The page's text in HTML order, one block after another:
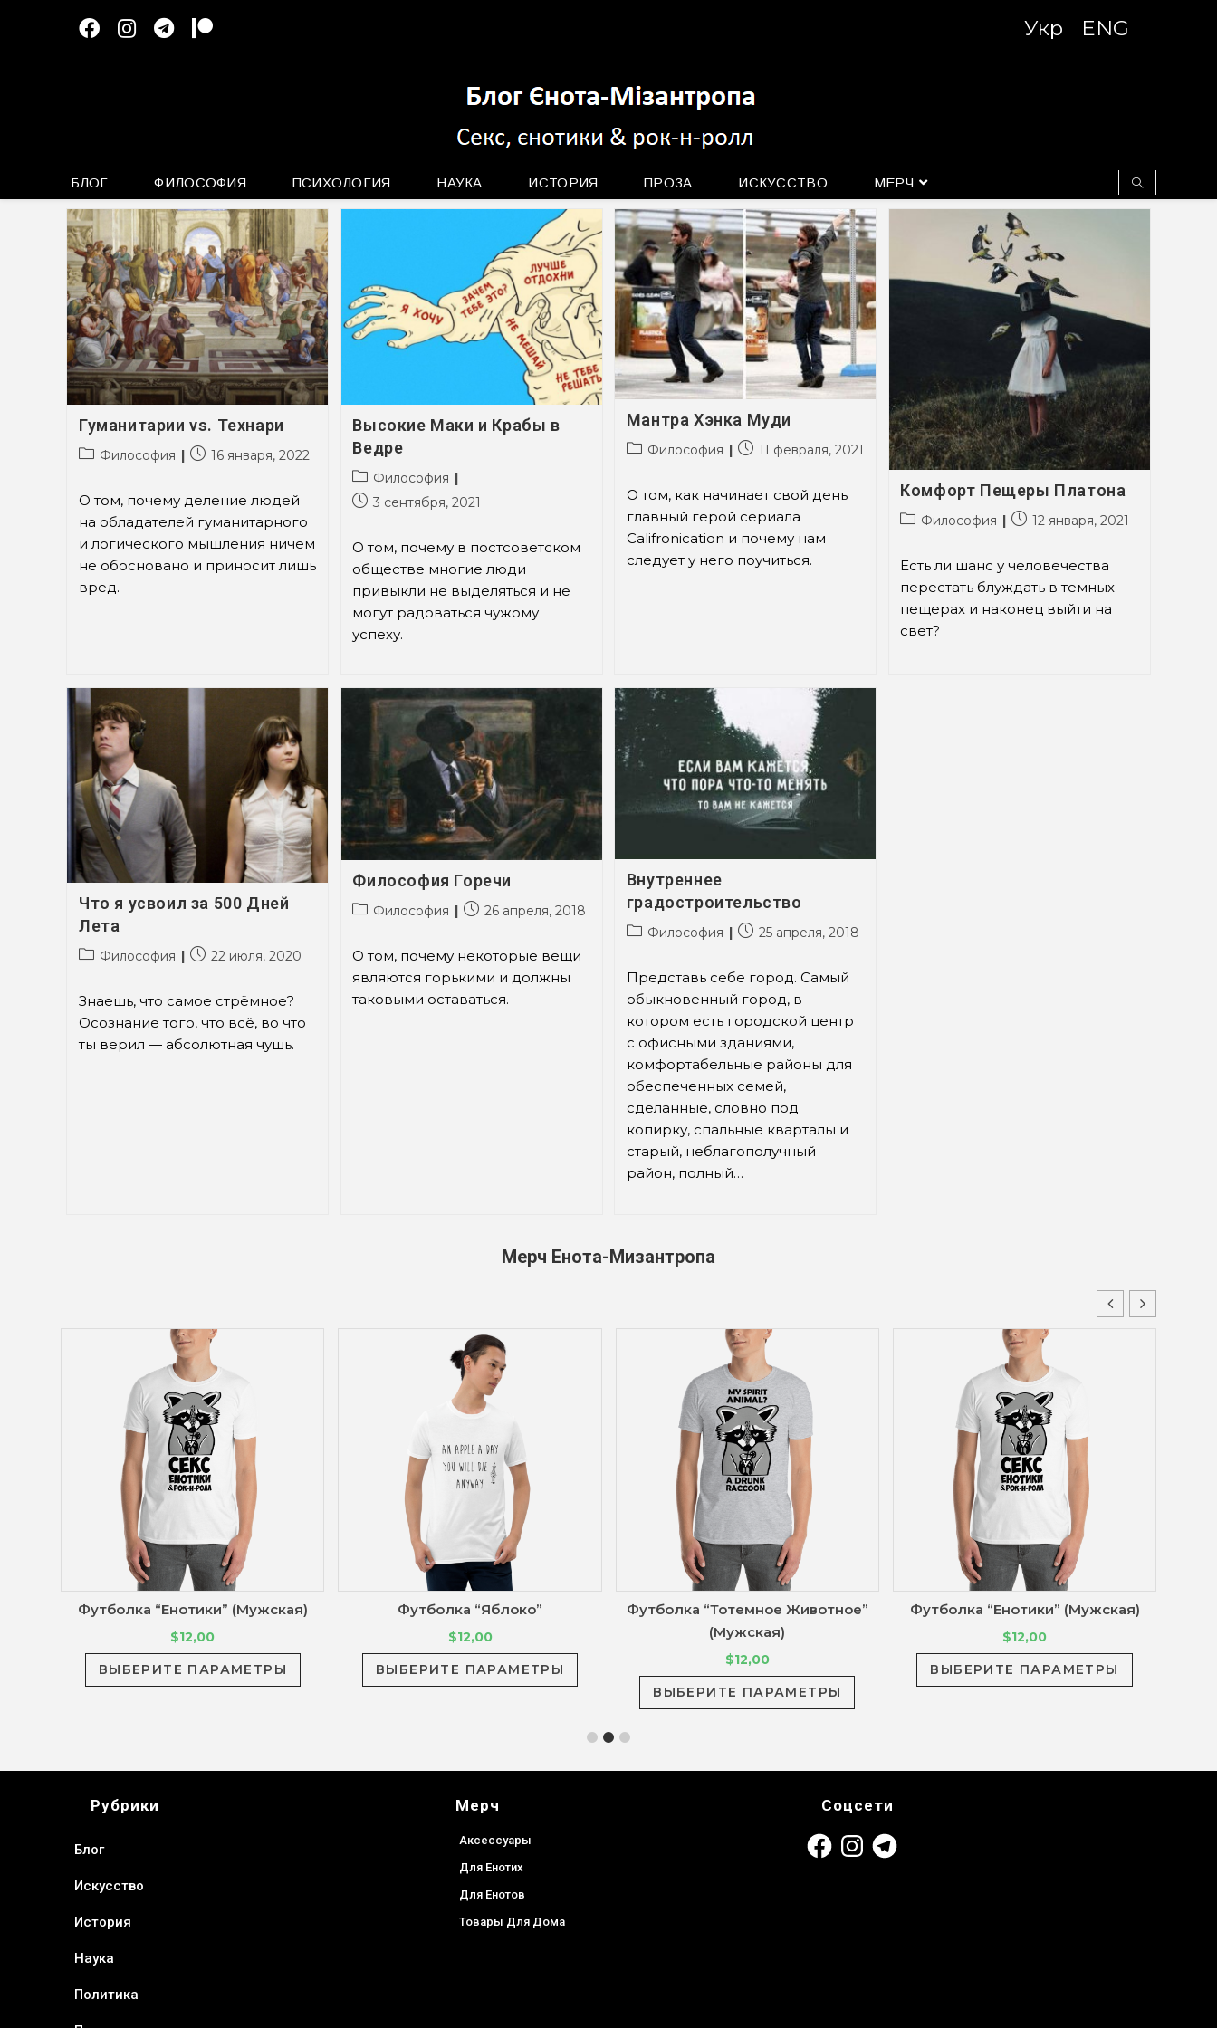
Укр ENG
БЛОГ ФИЛОСОФИЯ ПСИХОЛОГИЯ НАУКА ИСТОРИЯ ПРОЗА ИСКУССТВО МЕРЧ
Гуманитарии vs. Технари
Рубрика
Философия
Запись16 января, 2022
О том, почему деление людей
на обладателей гуманитарного
и логического мышления ничем
не обосновано и приносит лишь
вред.
Высокие Маки и Крабы в
Ведре
Рубрика
записи:
Философия
Запись3 сентября, 2021
О том, почему в постсоветском
обществе многие люди
привыкли не выделяться и не
могут радоваться чужому
успеху.
Мантра Хэнка Муди
Рубрика
Философия
Запись11 февраля, 2021
О том, как начинает свой день
главный герой сериала
Califronication и почему нам
следует у него поучиться.
Комфорт Пещеры Платона
Рубрика
Философия
Запись12 января, 2021
Есть ли шанс у человечества
перестать блуждать в темных
пещерах и наконец выйти на
свет?
Что я усвоил за 500 Дней
Лета
Рубрика
Философия
Запись22 июля, 2020
Знаешь, что самое стрёмное?
Осознание того, что всё, во что
ты верил — абсолютная чушь.
Философия Горечи
Рубрика
Философия
Запись26 апреля, 2018
О том, почему некоторые вещи
являются горькими и должны
таковыми оставаться.
Внутреннее
градостроительство
Рубрика
Философия
Запись25 апреля, 2018
Представь себе город. Самый
обыкновенный город, в
котором есть городской центр
с офисными зданиями,
комфортабельные районы для
обеспеченных семей,
сделанные, словно под
копирку, спальные кварталы и
старый, неблагополучный
район, полный…
Мерч Енота-Мизантропа
Футболка “Енотики” (Мужская)
$12,00
ВЫБЕРИТЕ ПАРАМЕТРЫ
Футболка “Яблоко”
$12,00
ВЫБЕРИТЕ ПАРАМЕТРЫ
Футболка “Тотемное Животное”
(Мужская)
$12,00
ВЫБЕРИТЕ ПАРАМЕТРЫ
Футболка “Енотики” (Мужская)
$12,00
ВЫБЕРИТЕ ПАРАМЕТРЫ
Рубрики
Блог
Искусство
История
Наука
Политика
Мерч
Аксессуары
Для Енотих
Для Енотов
Товары Для Дома
Соцсети
FacebookInstagramTelegram